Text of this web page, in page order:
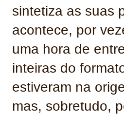
sintetiza as suas
acontece, por
uma hora de
inteiras do
estiveram na
mas, sobretudo,